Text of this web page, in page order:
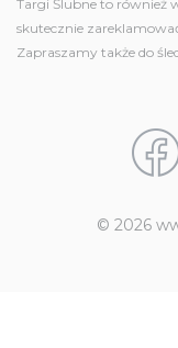
Targi Ślubne to również
skutecznie
Zapraszamy także do
© 2026